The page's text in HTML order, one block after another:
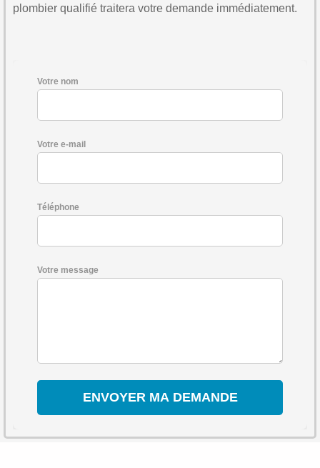
plombier qualifié traitera votre demande immédiatement.
Votre nom
Votre e-mail
Téléphone
Votre message